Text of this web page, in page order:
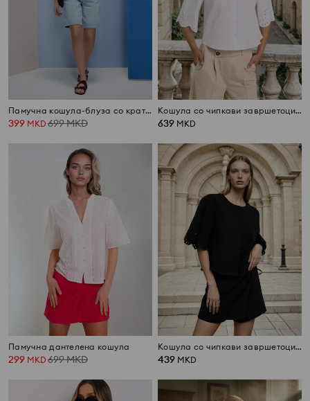
Памучна кошула-блуза со кратки ракави и ажурен дезен
399 MKD 699MKD
Кошула со чипкави завршетоци на ракавите
639 MKD
Памучна дантелена кошула
299 MKD 699MKD
Кошула со чипкави завршетоци на ракавите
439 MKD